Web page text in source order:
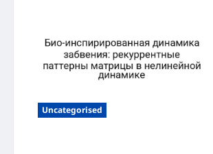
Uncategorised